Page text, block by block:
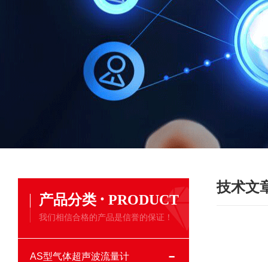
产品分类 · PRODUCT
我们相信合格的产品是信誉的保证！
AS型气体超声波流量计
技术文